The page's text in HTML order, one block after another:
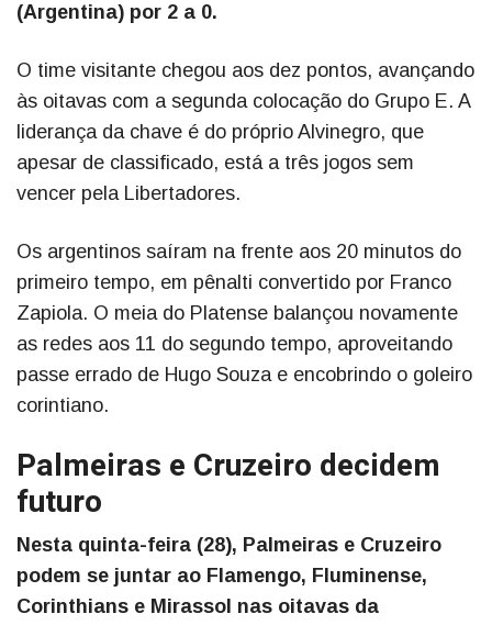
(Argentina) por 2 a 0.
O time visitante chegou aos dez pontos, avançando
às oitavas com a segunda colocação do Grupo E. A
liderança da chave é do próprio Alvinegro, que
apesar de classificado, está a três jogos sem
vencer pela Libertadores.
Os argentinos saíram na frente aos 20 minutos do
primeiro tempo, em pênalti convertido por Franco
Zapiola. O meia do Platense balançou novamente
as redes aos 11 do segundo tempo, aproveitando
passe errado de Hugo Souza e encobrindo o goleiro
corintiano.
Palmeiras e Cruzeiro decidem
futuro
Nesta quinta-feira (28), Palmeiras e Cruzeiro
podem se juntar ao Flamengo, Fluminense,
Corinthians e Mirassol nas oitavas da